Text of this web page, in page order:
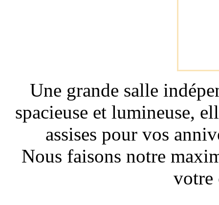
Une grande salle
spacieuse et lumineuse,
assises pour vos
Nous faisons notre
votre